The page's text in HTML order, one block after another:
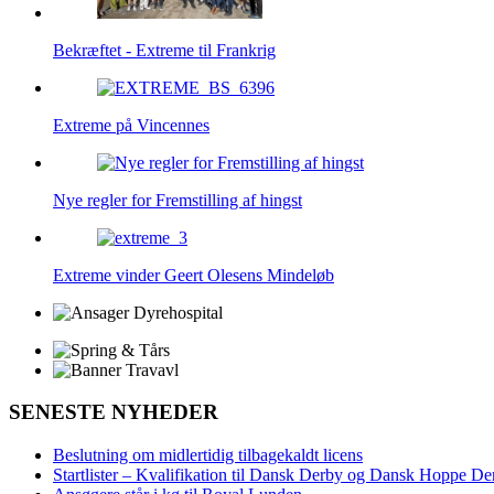
Bekræftet - Extreme til Frankrig
Extreme på Vincennes
Nye regler for Fremstilling af hingst
Extreme vinder Geert Olesens Mindeløb
SENESTE NYHEDER
Beslutning om midlertidig tilbagekaldt licens
Startlister – Kvalifikation til Dansk Derby og Dansk Hoppe